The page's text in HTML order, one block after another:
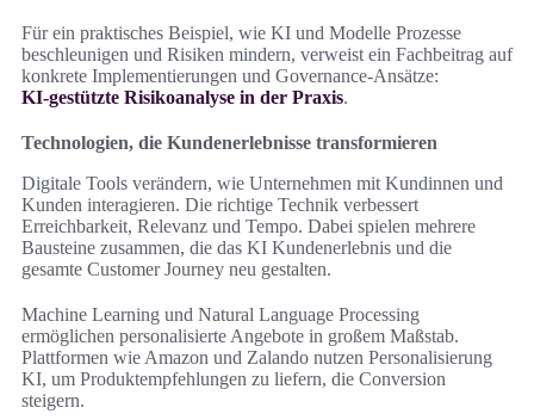
Für ein praktisches Beispiel, wie KI und Modelle Prozesse
beschleunigen und Risiken mindern, verweist ein Fachbeitrag auf
konkrete Implementierungen und Governance‑Ansätze:
KI‑gestützte Risikoanalyse in der Praxis.
Technologien, die Kundenerlebnisse transformieren
Digitale Tools verändern, wie Unternehmen mit Kundinnen und
Kunden interagieren. Die richtige Technik verbessert
Erreichbarkeit, Relevanz und Tempo. Dabei spielen mehrere
Bausteine zusammen, die das KI Kundenerlebnis und die
gesamte Customer Journey neu gestalten.
Machine Learning und Natural Language Processing
ermöglichen personalisierte Angebote in großem Maßstab.
Plattformen wie Amazon und Zalando nutzen Personalisierung
KI, um Produktempfehlungen zu liefern, die Conversion
steigern.